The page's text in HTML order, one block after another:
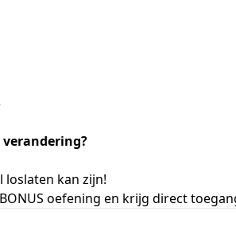
loslaten kan zijn!
oefening en krijg direct